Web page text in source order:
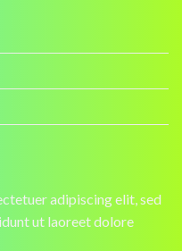
adipiscing elit, sed
ut laoreet dolore